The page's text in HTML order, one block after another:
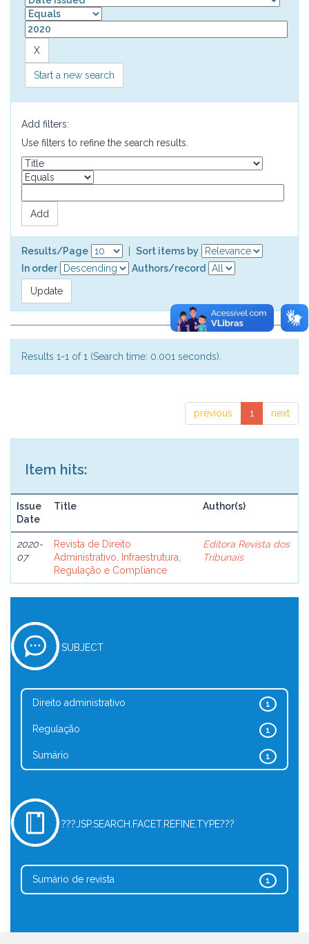
Start a new search
Add filters:
Use filters to refine the search results.
Results/Page
Sort items by
In order
Authors/record
Results 1-1 of 1 (Search time: 0.001 seconds).
previous 1 next
Item hits:
Issue
Date
Title Author(s)
2020-
07
Revista de Direito
Administrativo, Infraestrutura,
Regulação e Compliance
Editora Revista dos
Tribunais
SUBJECT
1
Direito administrativo
1
Regulação
1
Sumário
???JSP.SEARCH.FACET.REFINE.TYPE???
1
Sumário de revista